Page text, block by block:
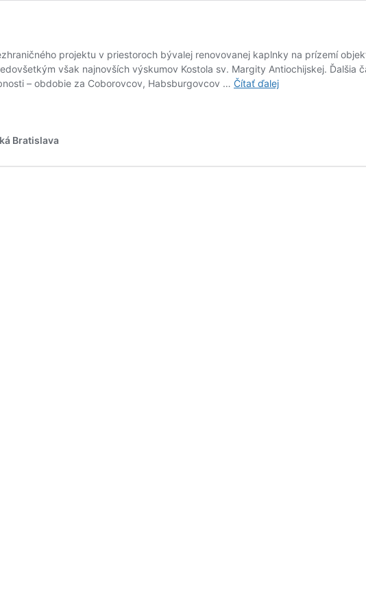
projektu v priestoroch bývalej renovovanej kaplnky na prízemí
však najnovších výskumov Kostola sv. Margity Antiochijskej. Ďalšia
– obdobie za Coborovcov, Habsburgovcov … Čítať ďalejMúzeum
Bratislava